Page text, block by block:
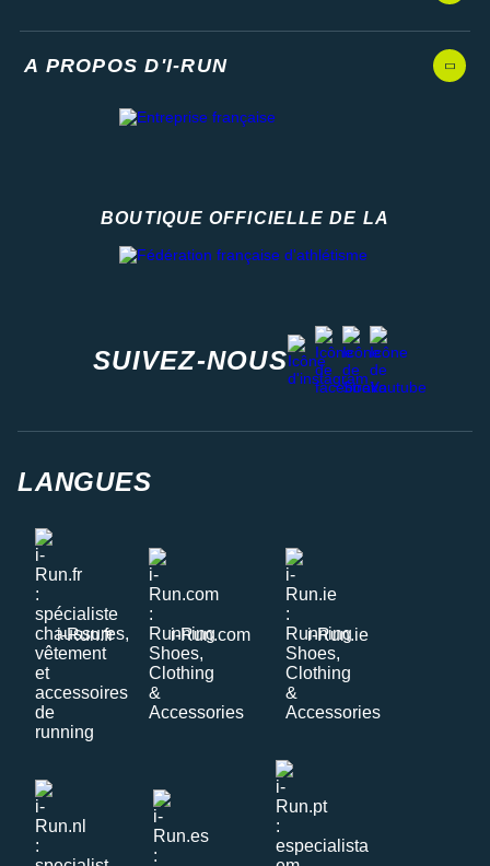
A PROPOS D'I-RUN
BOUTIQUE OFFICIELLE DE LA
SUIVEZ-NOUS
instagram
facebook
stravayoutube
LANGUES
i-Run.fr i-Run.com i-Run.ie